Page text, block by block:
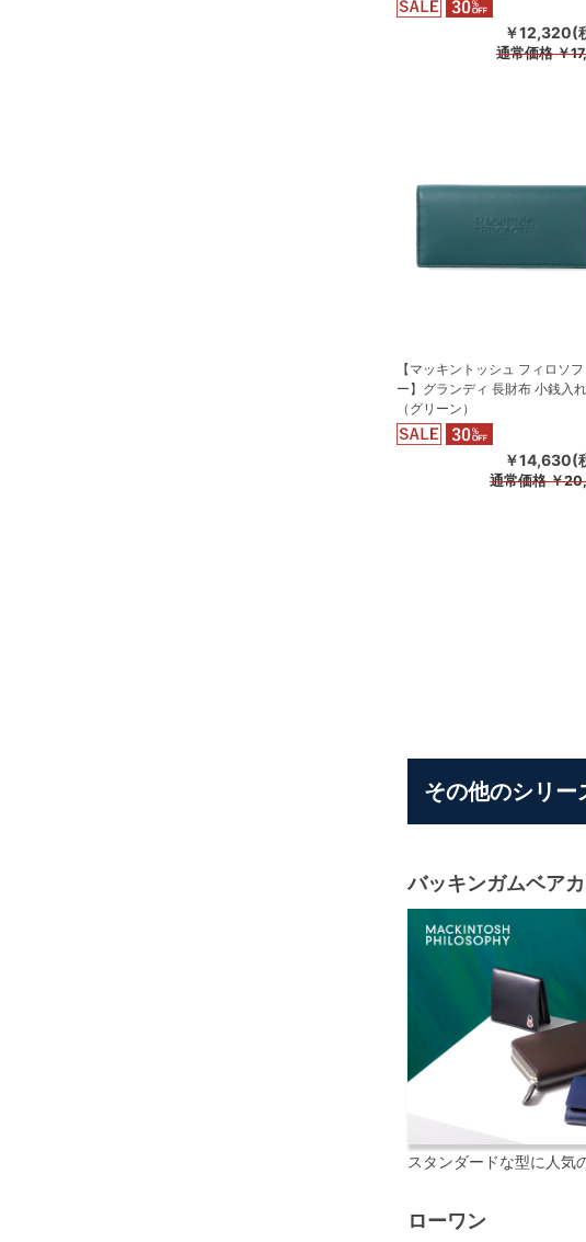
￥12,320(
通常価格￥
【マッキントッシュ フィロソフ
ー】グランディ 長財布 小銭入
（グリーン）
￥14,630(
通常価格￥
その他のシリー
バッキンガムベア
スタンダードな型に人気
ローワン